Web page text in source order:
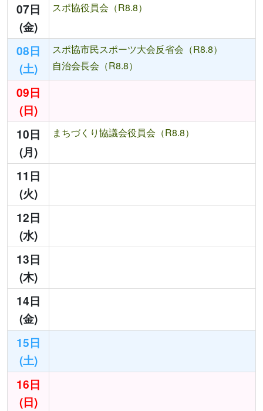
07日
(金)
スポ協役員会（R8.8）
08日
(土)
スポ協市民スポーツ大会反省会（R8.8）
自治会長会（R8.8）
09日
(日)
10日
(月)
まちづくり協議会役員会（R8.8）
11日
(火)
12日
(水)
13日
(木)
14日
(金)
15日
(土)
16日
(日)